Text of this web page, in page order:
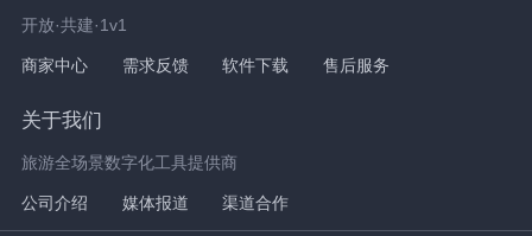
开放·共建·1v1
商家中心 需求反馈 软件下载 售后服务
关于我们
旅游全场景数字化工具提供商
公司介绍 媒体报道 渠道合作